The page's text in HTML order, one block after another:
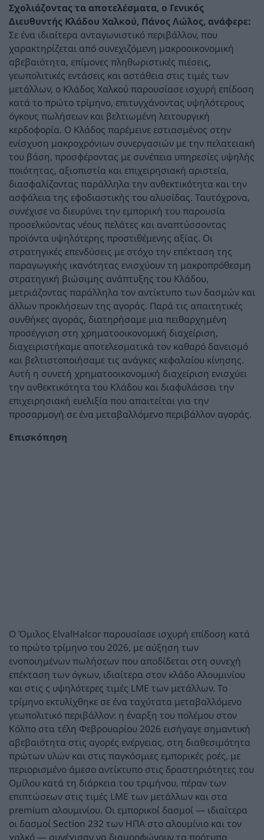
Σχολιάζοντας τα αποτελέσματα, ο Γενικός
Διευθυντής Κλάδου Χαλκού, Πάνος Λώλος, ανάφερε:
Σε ένα ιδιαίτερα ανταγωνιστικό περιβάλλον, που
χαρακτηρίζεται από συνεχιζόμενη μακροοικονομική
αβεβαιότητα, επίμονες πληθωριστικές πιέσεις,
γεωπολιτικές εντάσεις και αστάθεια στις τιμές των
μετάλλων, ο Κλάδος Χαλκού παρουσίασε ισχυρή επίδοση
κατά το πρώτο τρίμηνο, επιτυγχάνοντας υψηλότερους
όγκους πωλήσεων και βελτιωμένη λειτουργική
κερδοφορία. Ο Κλάδος παρέμεινε εστιασμένος στην
ενίσχυση μακροχρόνιων συνεργασιών με την πελατειακή
του βάση, προσφέροντας με συνέπεια υπηρεσίες υψηλής
ποιότητας, αξιοπιστία και επιχειρησιακή αριστεία,
διασφαλίζοντας παράλληλα την ανθεκτικότητα και την
ασφάλεια της εφοδιαστικής του αλυσίδας. Ταυτόχρονα,
συνέχισε να διευρύνει την εμπορική του παρουσία
προσελκύοντας νέους πελάτες και αναπτύσσοντας
προϊόντα υψηλότερης προστιθέμενης αξίας. Οι
στρατηγικές επενδύσεις με στόχο την επέκταση της
παραγωγικής ικανότητας ενισχύουν τη μακροπρόθεσμη
στρατηγική βιώσιμης ανάπτυξης του Κλάδου,
μετριάζοντας παράλληλα τον αντίκτυπο των δασμών και
άλλων προκλήσεων της αγοράς. Παρά τις απαιτητικές
συνθήκες αγοράς, διατηρήσαμε μια πειθαρχημένη
προσέγγιση στη χρηματοοικονομική διαχείριση,
διαχειριστήκαμε αποτελεσματικά τον καθαρό δανεισμό
και βελτιστοποιήσαμε τις ανάγκες κεφαλαίου κίνησης.
Αυτή η συνετή χρηματοοικονομική διαχείριση ενισχύει
την ανθεκτικότητα του Κλάδου και διαφυλάσσει την
επιχειρησιακή ευελιξία που απαιτείται για την
προσαρμογή σε ένα μεταβαλλόμενο περιβάλλον αγοράς.
Επισκόπηση
Ο Όμιλος ElvalHalcor παρουσίασε ισχυρή επίδοση κατά
το πρώτο τρίμηνο του 2026, με αύξηση των
ενοποιημένων πωλήσεων που αποδίδεται στη συνεχή
επέκταση των όγκων, ιδιαίτερα στον κλάδο Αλουμινίου
και στις ς υψηλότερες τιμές LME των μετάλλων. Το
τρίμηνο εκτυλίχθηκε σε ένα ταχύτατα μεταβαλλόμενο
γεωπολιτικό περιβάλλον: η έναρξη του πολέμου στον
Κόλπο στα τέλη Φεβρουαρίου 2026 εισήγαγε σημαντική
αβεβαιότητα στις αγορές ενέργειας, στη διαθεσιμότητα
πρώτων υλών και στις παγκόσμιες εμπορικές ροές, με
περιορισμένο άμεσο αντίκτυπο στις δραστηριότητες του
Ομίλου κατά τη διάρκεια του τριμήνου, πέραν των
επιπτώσεων στις τιμές LME των μετάλλων και στα
premium αλουμινίου. Οι εμπορικοί δασμοί — ιδιαίτερα
οι δασμοί Section 232 των ΗΠΑ στο αλουμίνιο και τον
χαλκό — συνέχισαν να διαμορφώνουν τα πρότυπα